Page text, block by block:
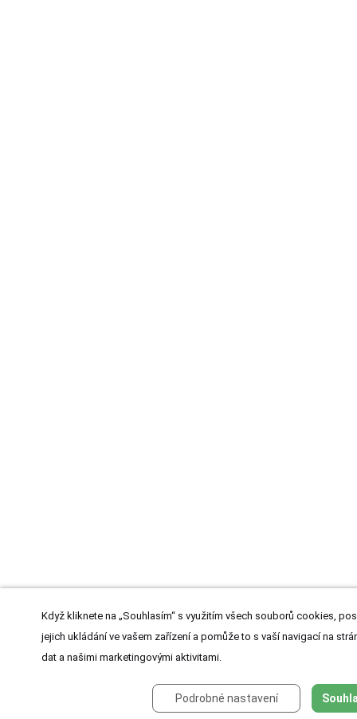
Když kliknete na „Souhlasím“ s využitím všech souborů cookies,
jejich ukládání ve vašem zařízení a pomůže to s vaší navigací na
dat a našimi marketingovými aktivitami.
Podrobné nastavení